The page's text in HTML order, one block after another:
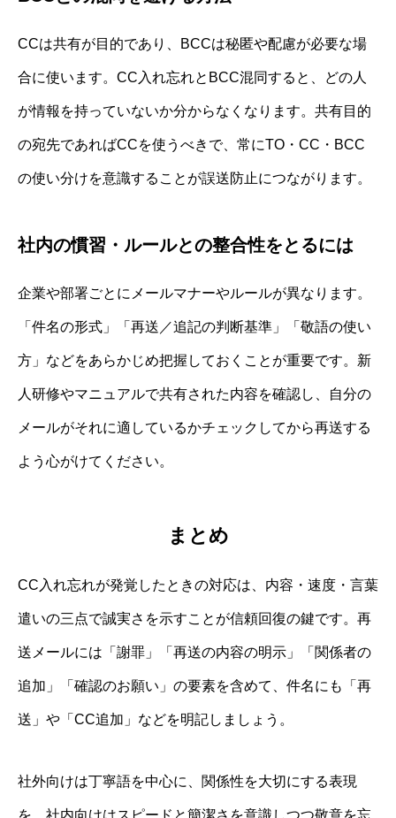
CCは共有が目的であり、BCCは秘匿や配慮が必要な場
合に使います。CC入れ忘れとBCC混同すると、どの人
が情報を持っていないか分からなくなります。共有目的
の宛先であればCCを使うべきで、常にTO・CC・BCC
の使い分けを意識することが誤送防止につながります。
社内の慣習・ルールとの整合性をとるには
企業や部署ごとにメールマナーやルールが異なります。
「件名の形式」「再送／追記の判断基準」「敬語の使い
方」などをあらかじめ把握しておくことが重要です。新
人研修やマニュアルで共有された内容を確認し、自分の
メールがそれに適しているかチェックしてから再送する
よう心がけてください。
まとめ
CC入れ忘れが発覚したときの対応は、内容・速度・言葉
遣いの三点で誠実さを示すことが信頼回復の鍵です。再
送メールには「謝罪」「再送の内容の明示」「関係者の
追加」「確認のお願い」の要素を含めて、件名にも「再
送」や「CC追加」などを明記しましょう。
社外向けは丁寧語を中心に、関係性を大切にする表現